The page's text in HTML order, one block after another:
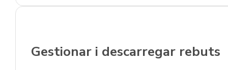
Gestionar i descarregar rebuts